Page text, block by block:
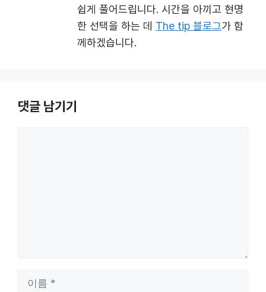
쉽게 풀어드립니다. 시간을 아끼고 현명
한 선택을 하는 데 The tip 블로그가 함
께하겠습니다.
댓글 남기기